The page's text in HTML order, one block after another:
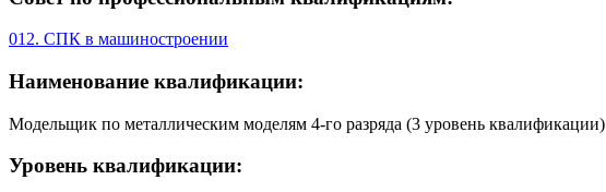
012. СПК в машиностроении
Наименование квалификации:
Модельщик по металлическим моделям 4-го разряда (3 уровень квалификации)
Уровень квалификации: